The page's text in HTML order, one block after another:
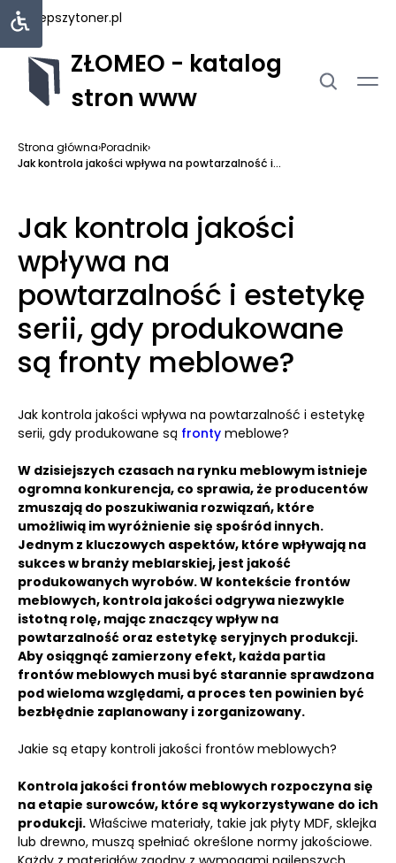
najlepszytoner.pl
ZŁOMEO - katalog
stron www
Strona główna›Poradnik›
Jak kontrola jakości wpływa na powtarzalność i...
Jak kontrola jakości
wpływa na
powtarzalność i estetykę
serii, gdy produkowane
są fronty meblowe?
Jak kontrola jakości wpływa na powtarzalność i estetykę
serii, gdy produkowane są fronty meblowe?
W dzisiejszych czasach na rynku meblowym istnieje
ogromna konkurencja, co sprawia, że producentów
zmuszają do poszukiwania rozwiązań, które
umożliwią im wyróżnienie się spośród innych.
Jednym z kluczowych aspektów, które wpływają na
sukces w branży meblarskiej, jest jakość
produkowanych wyrobów.W kontekście frontów
meblowych, kontrola jakości odgrywa niezwykle
istotną rolę, mając znaczący wpływ na
powtarzalność oraz estetykę seryjnych produkcji.
Aby osiągnąć zamierzony efekt, każda partia
frontów meblowych musi być starannie sprawdzona
pod wieloma względami, a proces ten powinien być
bezbłędnie zaplanowany i zorganizowany.
Jakie są etapy kontroli jakości frontów meblowych?
Kontrola jakości frontów meblowych rozpoczyna się
na etapie surowców, które są wykorzystywane do ich
produkcji. Właściwe materiały, takie jak płyty MDF, sklejka
lub drewno, muszą spełniać określone normy jakościowe.